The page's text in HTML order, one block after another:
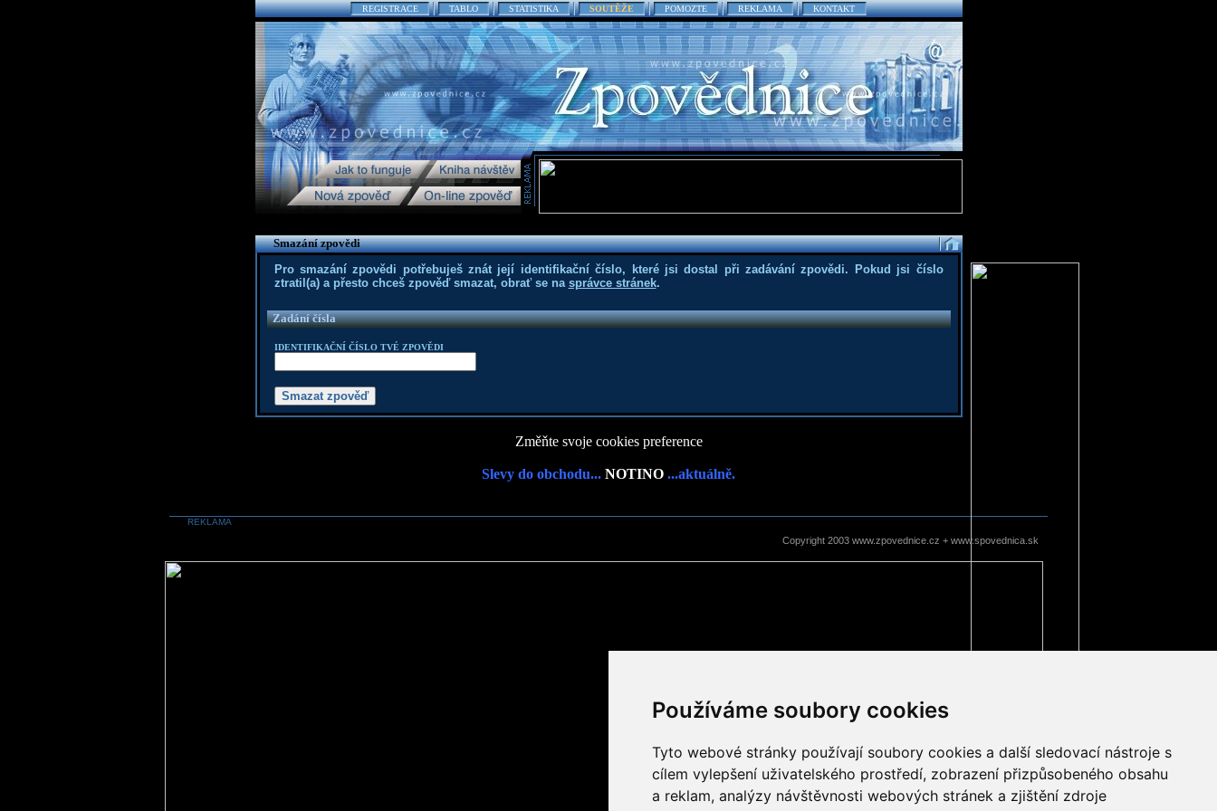
Používáme soubory cookies
Tyto webové stránky používají soubory cookies a další sledovací nástroje s
cílem vylepšení uživatelského prostředí, zobrazení přizpůsobeného obsahu
a reklam, analýzy návštěvnosti webových stránek a zjištění zdroje
REGISTRACE TABLO STATISTIKA SOUTĚŽE POMOZTE REKLAMA KONTAKT
Smazání zpovědi
Pro smazání zpovědi potřebuješ znát její identifikační číslo, které jsi dostal při zadávání zpovědi. Pokud jsi číslo
ztratil(a) a přesto chceš zpověď smazat, obrať se na správce stránek.
Zadání čísla
IDENTIFIKAČNÍ ČÍSLO TVÉ ZPOVĚDI
Změňte svoje cookies preference
Slevy do obchodu... NOTINO ...aktuálně.
REKLAMA
Copyright 2003 www.zpovednice.cz + www.spovednica.sk